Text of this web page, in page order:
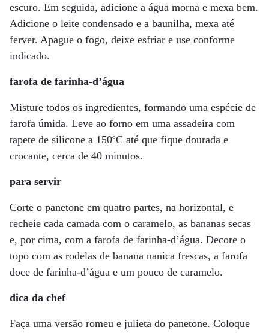
escuro. Em seguida, adicione a água morna e mexa bem.
Adicione o leite condensado e a baunilha, mexa até
ferver. Apague o fogo, deixe esfriar e use conforme
indicado.
farofa de farinha-d’água
Misture todos os ingredientes, formando uma espécie de
farofa úmida. Leve ao forno em uma assadeira com
tapete de silicone a 150ºC até que fique dourada e
crocante, cerca de 40 minutos.
para servir
Corte o panetone em quatro partes, na horizontal, e
recheie cada camada com o caramelo, as bananas secas
e, por cima, com a farofa de farinha-d’água. Decore o
topo com as rodelas de banana nanica frescas, a farofa
doce de farinha-d’água e um pouco de caramelo.
dica da chef
Faça uma versão romeu e julieta do panetone. Coloque